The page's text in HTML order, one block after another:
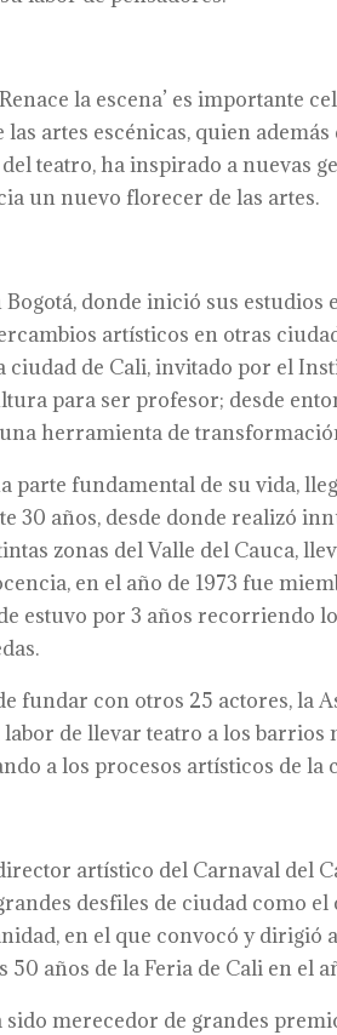
la escena’ es importante
artes escénicas, quien
teatro, ha inspirado a nuevas
un nuevo florecer de las artes.
Bogotá, donde inició sus
artísticos en otras
ciudad de Cali, invitado por el
para ser profesor; desde
herramienta de
parte fundamental de su vida,
30 años, desde donde realizó
zonas del Valle del Cauca,
en el año de 1973 fue
estuvo por 3 años recorriendo
fundar con otros 25 actores, la
de llevar teatro a los barrios
a los procesos artísticos de la
artístico del Carnaval del
desfiles de ciudad como
en el que convocó y dirigió
años de la Feria de Cali en el
sido merecedor de grandes